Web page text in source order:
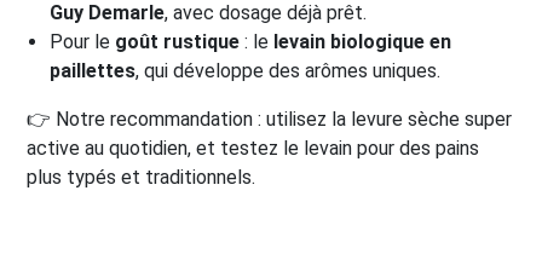
Guy Demarle, avec dosage déjà prêt.
Pour le goût rustique : le levain biologique en
paillettes, qui développe des arômes uniques.
👉 Notre recommandation : utilisez la levure sèche super
active au quotidien, et testez le levain pour des pains
plus typés et traditionnels.